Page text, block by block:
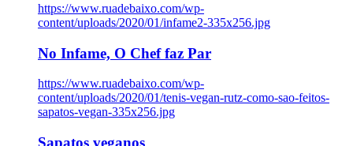
https://www.ruadebaixo.com/wp-
content/uploads/2020/01/infame2-335x256.jpg
No Infame, O Chef faz Par
https://www.ruadebaixo.com/wp-
content/uploads/2020/01/tenis-vegan-rutz-como-sao-feitos-
sapatos-vegan-335x256.jpg
Sapatos veganos